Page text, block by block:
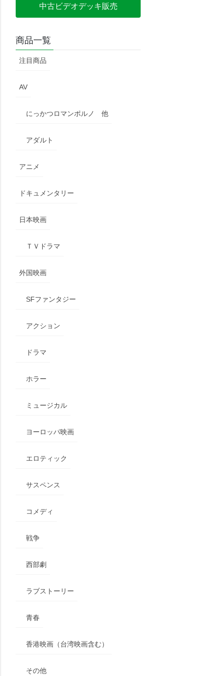
中古ビデオデッキ販売
商品一覧
注目商品
AV
にっかつロマンポルノ 他
アダルト
アニメ
ドキュメンタリー
日本映画
ＴＶドラマ
外国映画
SFファンタジー
アクション
ドラマ
ホラー
ミュージカル
ヨーロッパ映画
エロティック
サスペンス
コメディ
戦争
西部劇
ラブストーリー
青春
香港映画（台湾映画含む）
その他